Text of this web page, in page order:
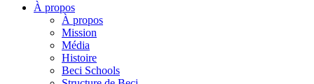
À propos
À propos
Mission
Média
Histoire
Beci Schools